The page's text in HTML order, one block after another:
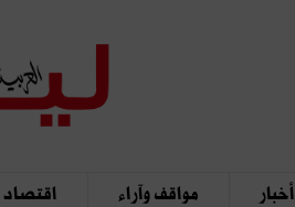
أخبار مواقف وآراء اقتصاد